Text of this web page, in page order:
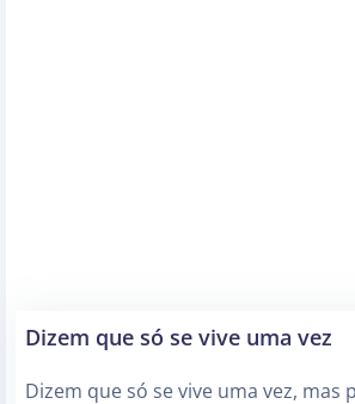
Dizem que só se vive uma vez
Dizem que só se vive uma vez, mas